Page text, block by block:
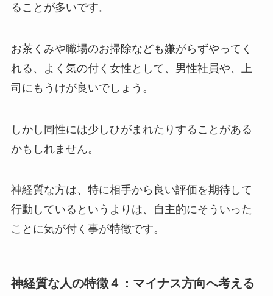
ることが多いです。
お茶くみや職場のお掃除なども嫌がらずやってく
れる、よく気の付く女性として、男性社員や、上
司にもうけが良いでしょう。
しかし同性には少しひがまれたりすることがある
かもしれません。
神経質な方は、特に相手から良い評価を期待して
行動しているというよりは、自主的にそういった
ことに気が付く事が特徴です。
神経質な人の特徴４：マイナス方向へ考える